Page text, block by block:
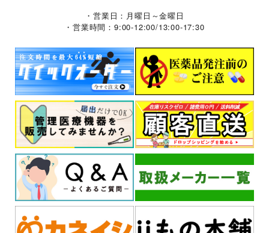
・営業日：月曜日～金曜日
・営業時間：9:00-12:00/13:00-17:30